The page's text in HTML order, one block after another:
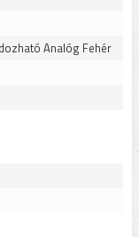
Analóg Fehér